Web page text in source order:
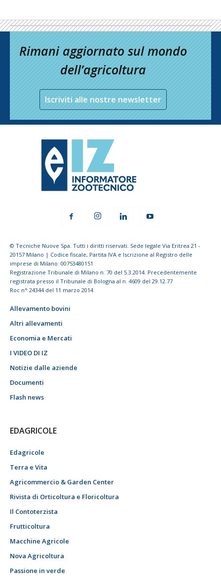
Rimani aggiornato sul mondo
dell’agricoltura
Iscriviti alle nostre newsletter
© Tecniche Nuove Spa. Tutti i diritti riservati. Sede legale Via Eritrea 21 -
20157 Milano | Codice fiscale, Partita IVA e Iscrizione al Registro delle
imprese di Milano: 00753480151
Registrazione Tribunale di Milano n. 70 del 5.3.2014. Precedentemente
registrata presso il Tribunale di Bologna al n. 4609 del 29.12.77
Roc n° 24344 del 11 marzo 2014
Allevamento bovini
Altri allevamenti
Economia e Mercati
I VIDEO DI IZ
Notizie dalle aziende
Documenti
Flash news
EDAGRICOLE
Edagricole
Terra e Vita
Agricommercio & Garden Center
Rivista di Orticoltura e Floricoltura
Il Contoterzista
Frutticoltura
Macchine Agricole
Nova Agricoltura
Passione in verde